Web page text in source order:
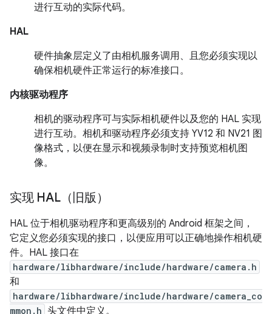
进行互动的实际代码。
HAL
硬件抽象层定义了由相机服务调用、且您必须实现以
确保相机硬件正常运行的标准接口。
内核驱动程序
相机的驱动程序可与实际相机硬件以及您的 HAL 实现
进行互动。相机和驱动程序必须支持 YV12 和 NV21 图
像格式，以便在显示和视频录制时支持预览相机图
像。
实现 HAL（旧版）
HAL 位于相机驱动程序和更高级别的 Android 框架之间，
它定义您必须实现的接口，以便应用可以正确地操作相机硬
件。HAL 接口在
hardware/libhardware/include/hardware/camera.h
和
hardware/libhardware/include/hardware/camera_co
mmon.h 头文件中定义。